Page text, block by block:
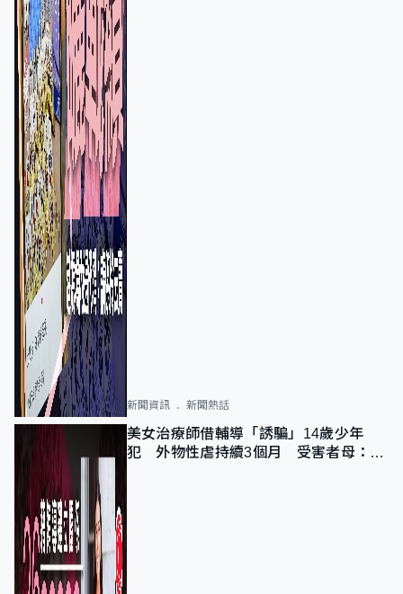
新聞資訊 新聞熱話
美女治療師借輔導「誘騙」14歲少年
犯 外物性虐持續3個月 受害者母：要